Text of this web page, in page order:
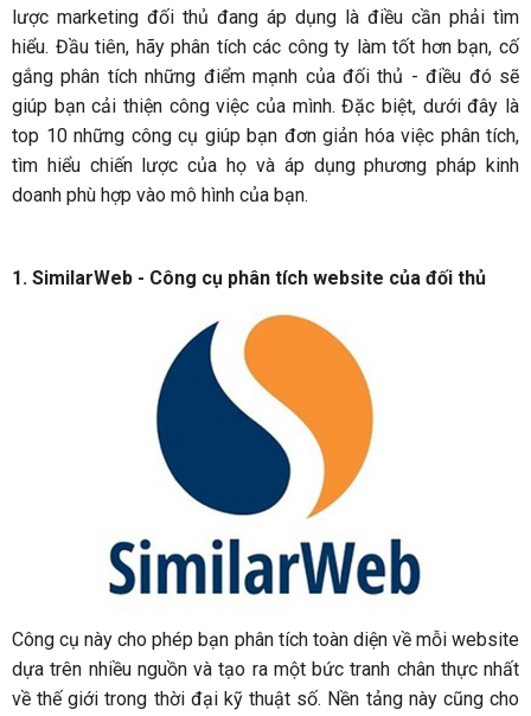
lược marketing đối thủ đang áp dụng là điều cần phải tìm
hiểu. Đầu tiên, hãy phân tích các công ty làm tốt hơn bạn, cố
gắng phân tích những điểm mạnh của đối thủ - điều đó sẽ
giúp bạn cải thiện công việc của mình. Đặc biệt, dưới đây là
top 10 những công cụ giúp bạn đơn giản hóa việc phân tích,
tìm hiểu chiến lược của họ và áp dụng phương pháp kinh
doanh phù hợp vào mô hình của bạn.
1. SimilarWeb - Công cụ phân tích website của đối thủ
Công cụ này cho phép bạn phân tích toàn diện về mỗi website
dựa trên nhiều nguồn và tạo ra một bức tranh chân thực nhất
về thế giới trong thời đại kỹ thuật số. Nền tảng này cũng cho